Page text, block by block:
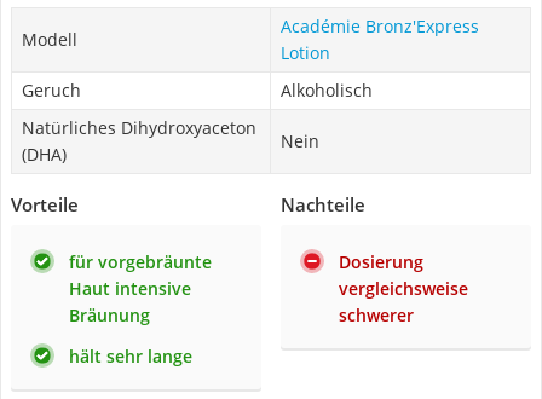
Modell
Académie Bronz'Express
Lotion
Geruch
Alkoholisch
Natürliches Dihydroxyaceton
(DHA)
Nein
Vorteile
für vorgebräunte
Haut intensive
Bräunung
hält sehr lange
Nachteile
Dosierung
vergleichsweise
schwerer